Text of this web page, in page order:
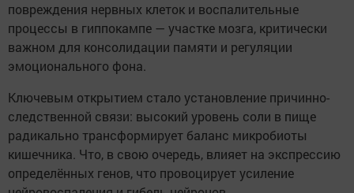
повреждения нервных клеток и воспалительные
процессы в гиппокампе — участке мозга, критически
важном для консолидации памяти и регуляции
эмоционального фона.
Ключевым открытием стало установление причинно-
следственной связи: высокий уровень соли в пище
радикально трансформирует баланс микробиоты
кишечника. Что, в свою очередь, влияет на экспрессию
определённых генов, что провоцирует усиление